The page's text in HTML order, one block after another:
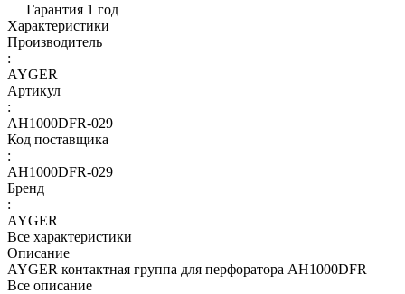
Гарантия 1 год
Характеристики
Производитель
:
AYGER
Артикул
:
AH1000DFR-029
Код поставщика
:
AH1000DFR-029
Бренд
:
AYGER
Все характеристики
Описание
AYGER контактная группа для перфоратора AH1000DFR
Все описание